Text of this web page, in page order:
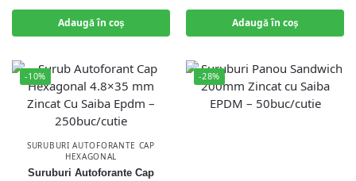
Adaugă în coș Adaugă în coș
-10%
SURUBURI AUTOFORANTE CAP
HEXAGONAL
Suruburi Autoforante Cap
-28%